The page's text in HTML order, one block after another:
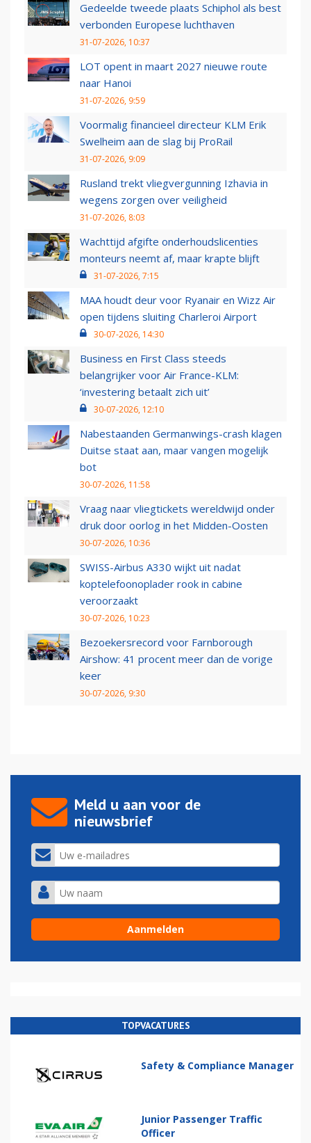
Gedeelde tweede plaats Schiphol als best
verbonden Europese luchthaven
31-07-2026, 10:37
LOT opent in maart 2027 nieuwe route
naar Hanoi
31-07-2026, 9:59
Voormalig financieel directeur KLM Erik
Swelheim aan de slag bij ProRail
31-07-2026, 9:09
Rusland trekt vliegvergunning Izhavia in
wegens zorgen over veiligheid
31-07-2026, 8:03
Wachttijd afgifte onderhoudslicenties
monteurs neemt af, maar krapte blijft
31-07-2026, 7:15
MAA houdt deur voor Ryanair en Wizz Air
open tijdens sluiting Charleroi Airport
30-07-2026, 14:30
Business en First Class steeds
belangrijker voor Air France-KLM:
‘investering betaalt zich uit’
30-07-2026, 12:10
Nabestaanden Germanwings-crash klagen
Duitse staat aan, maar vangen mogelijk
bot
30-07-2026, 11:58
Vraag naar vliegtickets wereldwijd onder
druk door oorlog in het Midden-Oosten
30-07-2026, 10:36
SWISS-Airbus A330 wijkt uit nadat
koptelefoonoplader rook in cabine
veroorzaakt
30-07-2026, 10:23
Bezoekersrecord voor Farnborough
Airshow: 41 procent meer dan de vorige
keer
30-07-2026, 9:30
Meld u aan voor de
nieuwsbrief
TOPVACATURES
Safety & Compliance Manager
Junior Passenger Traffic
Officer